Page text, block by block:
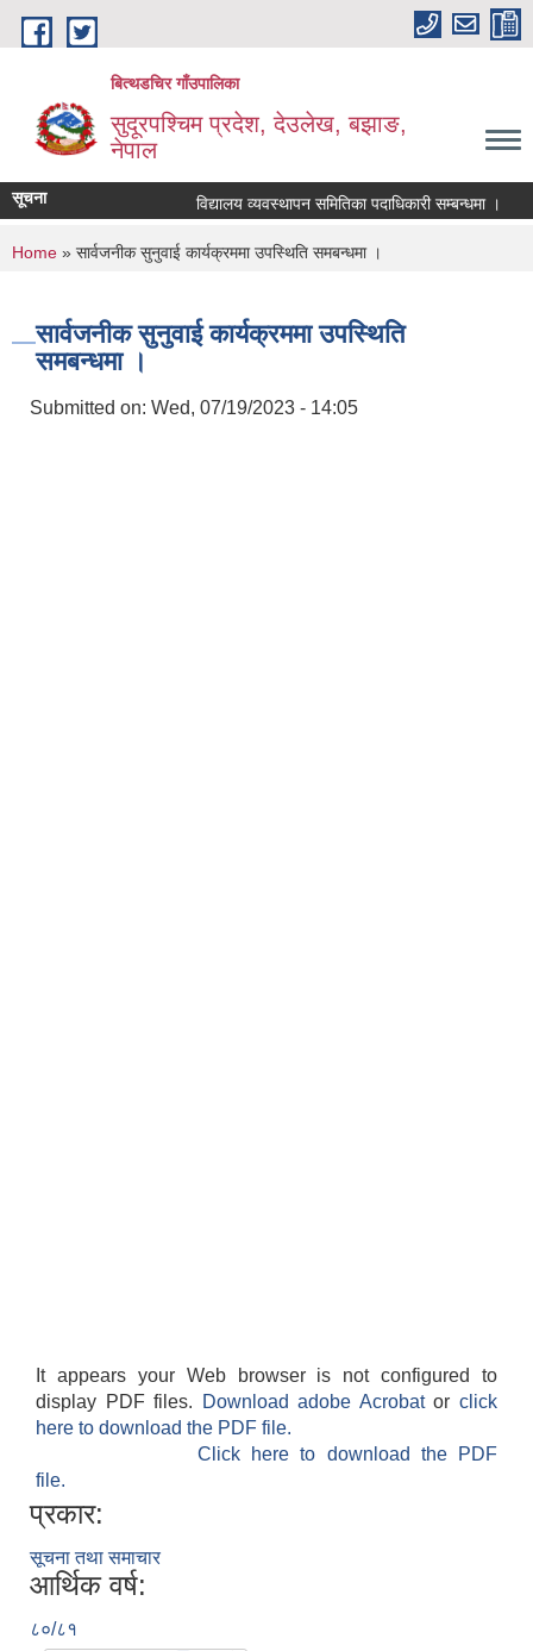
Skip to main content
बित्थडचिर गाँउपालिका
सुदूरपश्चिम प्रदेश, देउलेख, बझाङ,
नेपाल
सूचना विद्यालय व्यवस्थापन समितिका पदाधिकारी सम्बन्धमा ।
You are here
Home » सार्वजनीक सुनुवाई कार्यक्रममा उपस्थिति समबन्धमा ।
सार्वजनीक सुनुवाई कार्यक्रममा उपस्थिति
समबन्धमा ।
Submitted on: Wed, 07/19/2023 - 14:05
It appears your Web browser is not configured to
display PDF files.
Download adobe Acrobatorclick
here to download the PDF file.
Click here to download the PDF
file.
प्रकार:
सूचना तथा समाचार
आर्थिक वर्ष:
८०/८१